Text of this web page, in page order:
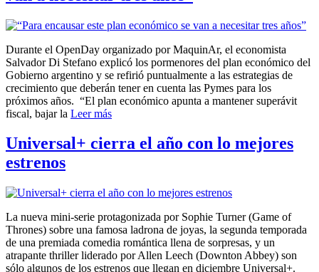
Durante el OpenDay organizado por MaquinAr, el economista
Salvador Di Stefano explicó los pormenores del plan económico del
Gobierno argentino y se refirió puntualmente a las estrategias de
crecimiento que deberán tener en cuenta las Pymes para los
próximos años. “El plan económico apunta a mantener superávit
fiscal, bajar la Leer más
Universal+ cierra el año con lo mejores
estrenos
La nueva mini-serie protagonizada por Sophie Turner (Game of
Thrones) sobre una famosa ladrona de joyas, la segunda temporada
de una premiada comedia romántica llena de sorpresas, y un
atrapante thriller liderado por Allen Leech (Downton Abbey) son
sólo algunos de los estrenos que llegan en diciembre Universal+.